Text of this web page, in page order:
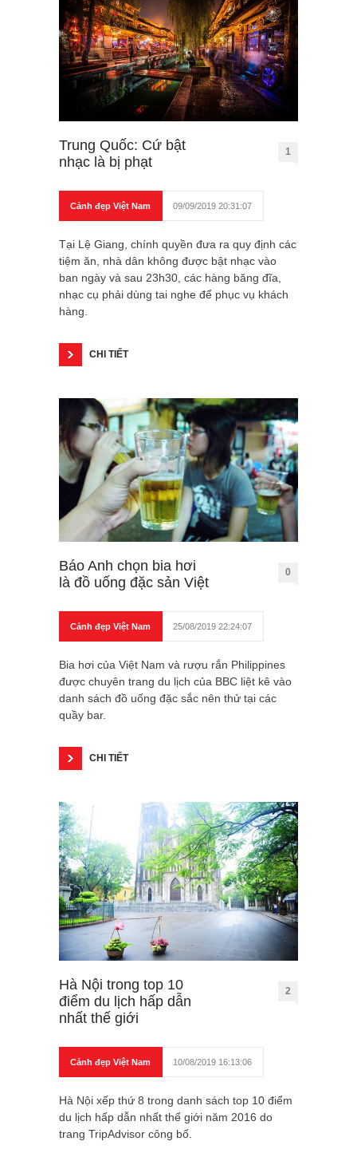
Trung Quốc: Cứ bật
nhạc là bị phạt
1
Cảnh đẹp Việt Nam 09/09/2019 20:31:07
Tại Lệ Giang, chính quyền đưa ra quy định các
tiệm ăn, nhà dân không được bật nhạc vào
ban ngày và sau 23h30, các hàng băng đĩa,
nhạc cụ phải dùng tai nghe để phục vụ khách
hàng.
CHI TIẾT
Báo Anh chọn bia hơi
là đồ uống đặc sản Việt
0
Cảnh đẹp Việt Nam 25/08/2019 22:24:07
Bia hơi của Việt Nam và rượu rắn Philippines
được chuyên trang du lịch của BBC liệt kê vào
danh sách đồ uống đặc sắc nên thử tại các
quầy bar.
CHI TIẾT
Hà Nội trong top 10
điểm du lịch hấp dẫn
nhất thế giới
2
Cảnh đẹp Việt Nam 10/08/2019 16:13:06
Hà Nội xếp thứ 8 trong danh sách top 10 điểm
du lịch hấp dẫn nhất thế giới năm 2016 do
trang TripAdvisor công bố.